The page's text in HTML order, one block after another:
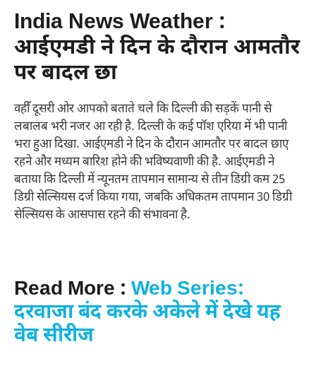
India News Weather :
आईएमडी ने दिन के दौरान आमतौर
पर बादल छा
वहीँ दूसरी ओर आपको बताते चले कि दिल्ली की सड़कें पानी से
लबालब भरी नजर आ रही है. दिल्ली के कई पॉश एरिया में भी पानी
भरा हुआ दिखा. आईएमडी ने दिन के दौरान आमतौर पर बादल छाए
रहने और मध्यम बारिश होने की भविष्यवाणी की है. आईएमडी ने
बताया कि दिल्ली में न्यूनतम तापमान सामान्य से तीन डिग्री कम 25
डिग्री सेल्सियस दर्ज किया गया, जबकि अधिकतम तापमान 30 डिग्री
सेल्सियस के आसपास रहने की संभावना है.
Read More : Web Series:
दरवाजा बंद करके अकेले में देखे यह
वेब सीरीज